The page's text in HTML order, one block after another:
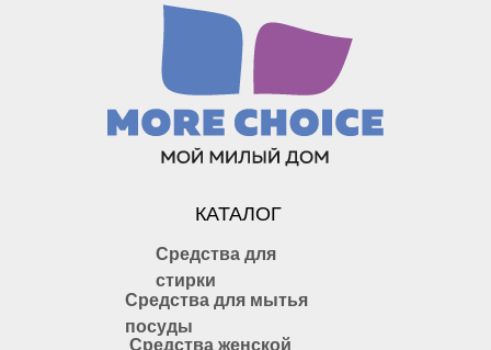
КАТАЛОГ
Средства для
стирки
Средства для мытья
посуды
Средства женской